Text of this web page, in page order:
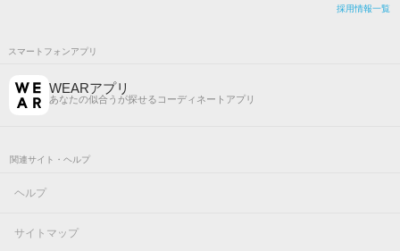
採用情報一覧
スマートフォンアプリ
WEARアプリ
あなたの似合うが探せるコーディネートアプリ
関連サイト・ヘルプ
ヘルプ
サイトマップ